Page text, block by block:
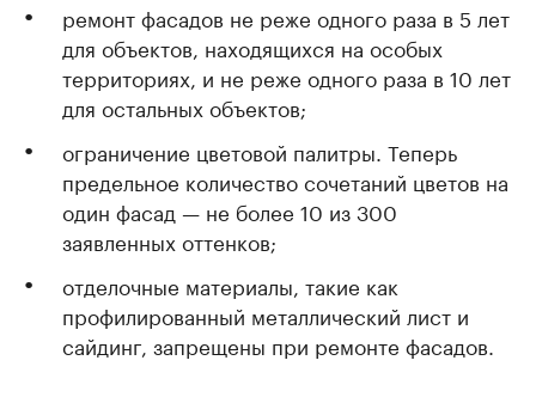
ремонт фасадов не реже одного раза в 5 лет
для объектов, находящихся на особых
территориях, и не реже одного раза в 10 лет
для остальных объектов;
ограничение цветовой палитры. Теперь
предельное количество сочетаний цветов на
один фасад — не более 10 из 300
заявленных оттенков;
отделочные материалы, такие как
профилированный металлический лист и
сайдинг, запрещены при ремонте фасадов.